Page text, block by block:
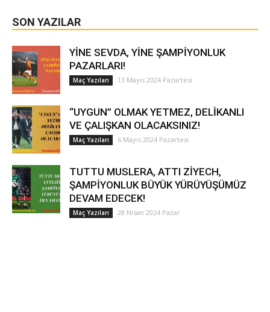
SON YAZILAR
YİNE SEVDA, YİNE ŞAMPİYONLUK
PAZARLARI!
Maç Yazıları 13 Mayıs 2024 Pazartesi
“UYGUN” OLMAK YETMEZ, DELİKANLI
VE ÇALIŞKAN OLACAKSINIZ!
Maç Yazıları 6 Mayıs 2024 Pazartesi
TUTTU MUSLERA, ATTI ZİYECH,
ŞAMPİYONLUK BÜYÜK YÜRÜYÜŞÜMÜZ
DEVAM EDECEK!
Maç Yazıları 28 Nisan 2024 Pazar